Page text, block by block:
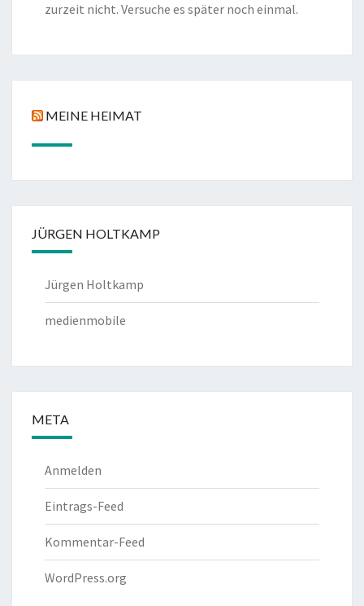
zurzeit nicht. Versuche es später noch einmal.
MEINE HEIMAT
JÜRGEN HOLTKAMP
Jürgen Holtkamp
medienmobile
META
Anmelden
Eintrags-Feed
Kommentar-Feed
WordPress.org